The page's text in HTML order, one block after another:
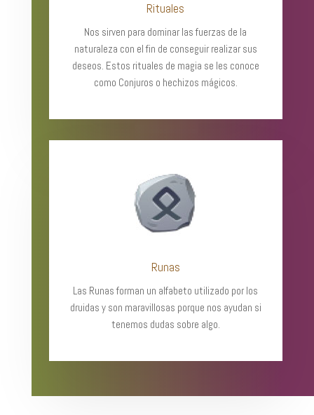
Rituales
Nos sirven para dominar las fuerzas de la
naturaleza con el fin de conseguir realizar sus
deseos. Estos rituales de magia se les conoce
como Conjuros o hechizos mágicos.
Runas
Las Runas forman un alfabeto utilizado por los
druidas y son maravillosas porque nos ayudan si
tenemos dudas sobre algo.